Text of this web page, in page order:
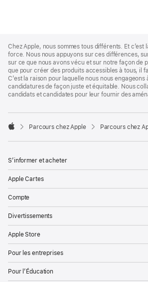
Footer
Chez Apple, nous sommes tous différents. Et c’est
force. Nous nous appuyons sur ces différences,
sur ce que nous avons vécu et sur notre façon de
que pour créer des produits accessibles à tous, il
C’est la raison pour laquelle nous nous
candidatures de façon juste et équitable. Nous
candidats et candidates pour leur fournir des

Parcours chez Apple Parcours chez
S’informer et acheter
Apple Cartes
Compte
Divertissements
Apple Store
Pour les entreprises
Pour l’Éducation